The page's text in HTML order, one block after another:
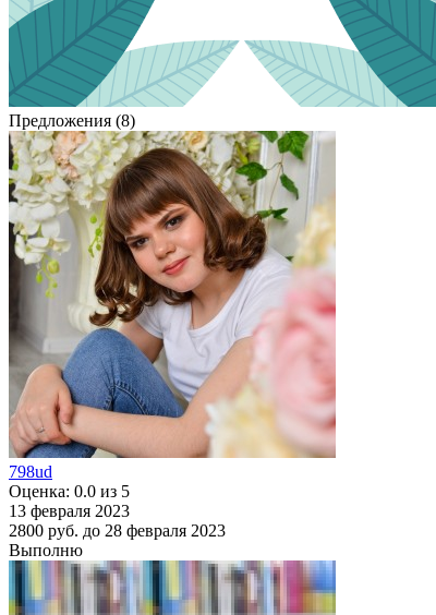
Предложения (8)
798ud
Оценка: 0.0 из 5
13 февраля 2023
2800 руб. до 28 февраля 2023
Выполню